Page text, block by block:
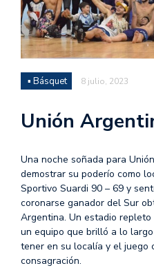
▪ Básquet 8 julio, 2023
Unión
Una noche soñada para
demostrar su poderío como
Sportivo Suardi 90 – 69 y
coronarse ganador del Sur
Argentina. Un estadio
un equipo que brilló a lo
tener en su localía y el juego
consagración.